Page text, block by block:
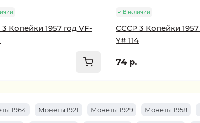
Копейки 1957 год VF-
В наличии
СССР 3 Копейки 1957
Y# 114
74 р.
1964 Монеты 1921 Монеты 1929 Монеты 1958